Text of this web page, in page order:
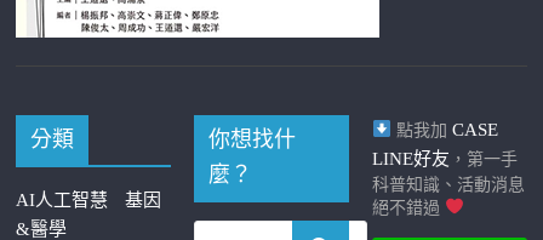
分類
AI人工智慧
基因
&醫學
你想找什
麼？
點我加 CASE
LINE好友 ，第一手
科普知識、活動消息
絕不錯過